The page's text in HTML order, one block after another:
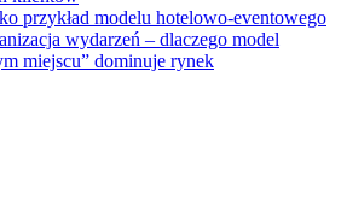
przykład modelu hotelowo-eventowego
wydarzeń – dlaczego model
miejscu” dominuje rynek